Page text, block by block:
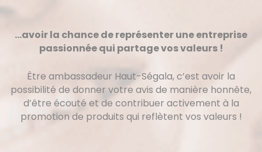
…avoir la chance de représenter une entreprise
passionnée qui partage vos valeurs !
Être ambassadeur Haut-Ségala, c’est avoir la
possibilité de donner votre avis de manière honnête,
d’être écouté et de contribuer activement à la
promotion de produits qui reflètent vos valeurs !